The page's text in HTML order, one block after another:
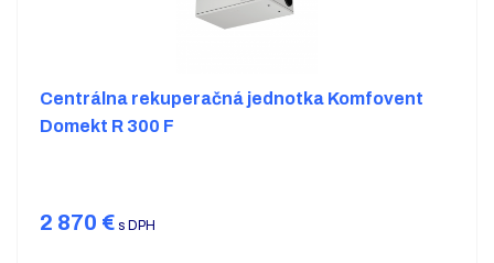
Centrálna rekuperačná jednotka Komfovent
Domekt R 300 F
2 870 € s DPH